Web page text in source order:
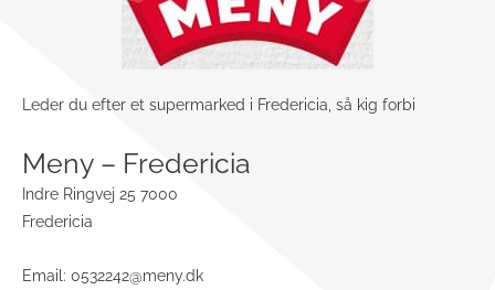
Leder du efter et supermarked i Fredericia, så kig forbi
Meny – Fredericia
Indre Ringvej 25 7000
Fredericia
Email: 0532242@meny.dk